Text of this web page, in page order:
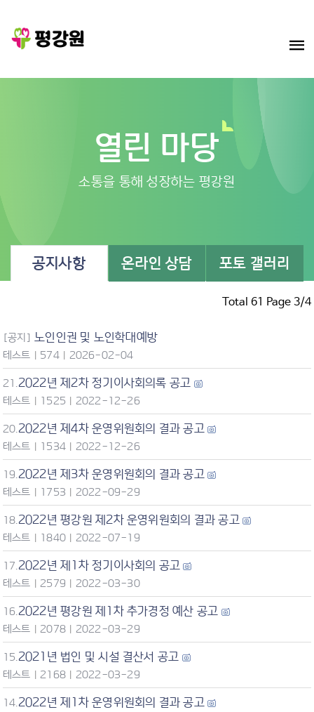
열린 마당
소통을 통해 성장하는 평강원
공지사항 온라인 상담 포토 갤러리
Total 61 Page 3/4
[공지] 노인인권 및 노인학대예방
테스트 | 574 | 2026-02-04
21. 2022년 제2차 정기이사회의록 공고
테스트 | 1525 | 2022-12-26
20. 2022년 제4차 운영위원회의 결과 공고
테스트 | 1534 | 2022-12-26
19. 2022년 제3차 운영위원회의 결과 공고
테스트 | 1753 | 2022-09-29
18. 2022년 평강원 제2차 운영위원회의 결과 공고
테스트 | 1840 | 2022-07-19
17. 2022년 제1차 정기이사회의 공고
테스트 | 2579 | 2022-03-30
16. 2022년 평강원 제1차 추가경정 예산 공고
테스트 | 2078 | 2022-03-29
15. 2021년 법인 및 시설 결산서 공고
테스트 | 2168 | 2022-03-29
14. 2022년 제1차 운영위원회의 결과 공고